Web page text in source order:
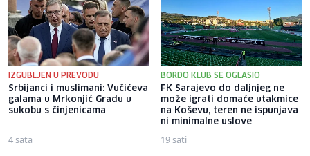
IZGUBLJEN U PREVODU
Srbijanci i muslimani: Vučićeva
galama u Mrkonjić Gradu u
sukobu s činjenicama
4 sata
BORDO KLUB SE OGLASIO
FK Sarajevo do daljnjeg ne
može igrati domaće utakmice
na Koševu, teren ne ispunjava
ni minimalne uslove
19 sati